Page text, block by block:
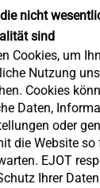
209
3 MB
Bei
länger
nicht
sind
Cookies, um
Nutzung
Cookies
Daten,
oder
die Website
EJOT
Ihrer